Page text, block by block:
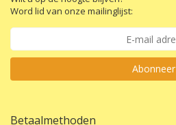
Word lid van onze mailinglijst:
Abonneer
Betaalmethoden